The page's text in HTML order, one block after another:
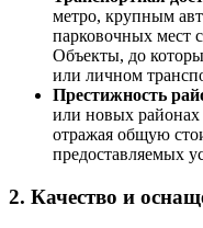
метро, крупным
парковочных мест
Объекты, до
или личном
Престижность
или новых
отражая общую
предоставляемых
2. Качество и